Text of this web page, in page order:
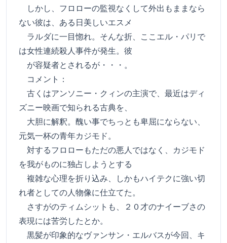
しかし、フロローの監視なくして外出もままなら
ない彼は、ある日美しいエスメ
ラルダに一目惚れ。そんな折、ここエル・パリで
は女性連続殺人事件が発生。彼
が容疑者とされるが・・・。
コメント：
古くはアンソニー・クィンの主演で、最近はディ
ズニー映画で知られる古典を、
大胆に解釈。醜い事でちっとも卑屈にならない、
元気一杯の青年カジモド。
対するフロローもただの悪人ではなく、カジモド
を我がものに独占しようとする
複雑な心理を折り込み、しかもハイテクに強い切
れ者としての人物像に仕立てた。
さすがのティムシットも、２０才のナイーブさの
表現には苦労したとか。
黒髪が印象的なヴァンサン・エルバスが今回、キ